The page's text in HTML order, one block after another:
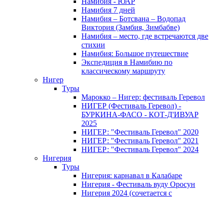
Намибия 7 дней
Намибия – Ботсвана – Водопад
Виктория (Замбия, Зимбабве)
Намибия – место, где встречаются две
стихии
Намибия: Большое путешествие
Экспедиция в Намибию по
классическому маршруту
Нигер
Туры
Марокко – Нигер: фестиваль Геревол
НИГЕР (Фестиваль Геревол) -
БУРКИНА-ФАСО - КОТ-Д'ИВУАР
2025
НИГЕР: "Фестиваль Геревол" 2020
НИГЕР: "Фестиваль Геревол" 2021
НИГЕР: "Фестиваль Геревол" 2024
Нигерия
Туры
Нигерия: карнавал в Калабаре
Нигерия - Фестиваль вуду Оросун
Нигерия 2024 (сочетается с